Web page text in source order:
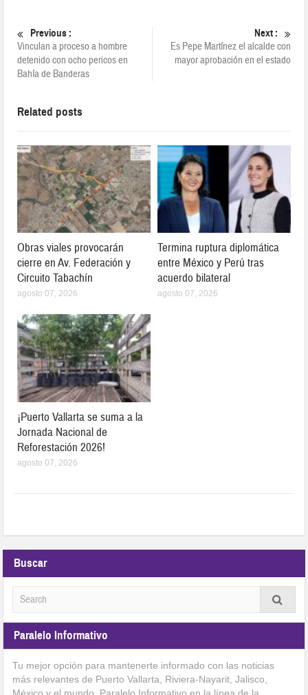
Previous :
Vinculan a proceso a hombre
detenido con ocho pericos en
Bahía de Banderas
Next :
Es Pepe Martínez el alcalde con
mayor aprobación en el estado
Related posts
Obras viales provocarán
cierre en Av. Federación y
Circuito Tabachín
agosto 07, 2026
Termina ruptura diplomática
entre México y Perú tras
acuerdo bilateral
agosto 07, 2026
¡Puerto Vallarta se suma a la
Jornada Nacional de
Reforestación 2026!
agosto 07, 2026
Buscar
Paralelo Informativo
Tu mejor opción para mantenerte informado con las noticias
más relevantes de Puerto Vallarta, Riviera-Nayarit, Jalisco,